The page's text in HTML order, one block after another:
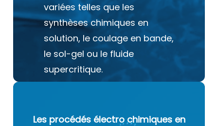
variées telles que les
synthèses chimiques en
solution, le coulage en bande,
le sol-gel ou le fluide
supercritique.
Les procédés électro chimiques en